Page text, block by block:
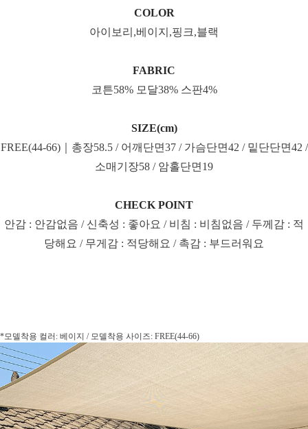
COLOR
아이보리,베이지,핑크,블랙
FABRIC
코튼58% 모달38% 스판4%
SIZE(cm)
FREE(44-66)｜총장58.5 / 어깨단면37 / 가슴단면42 / 밑단단면42 /
소매기장58 / 암홀단면19
CHECK POINT
안감 : 안감없음 / 신축성 : 좋아요 / 비침 : 비침없음 / 두께감 : 적
당해요 / 무게감 : 적당해요 / 촉감 : 부드러워요
*모델착용 컬러: 베이지 / 모델착용 사이즈: FREE(44-66)